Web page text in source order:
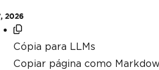
2026
Cópia para LLMs
Copiar página como